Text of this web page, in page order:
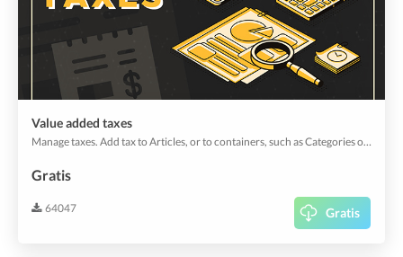
Value added taxes
Manage taxes. Add tax to Articles, or to containers, such as Categories or Offers that hold selling items. Taxes can be customized to suite your regulations.
Gratis
64047 Gratis